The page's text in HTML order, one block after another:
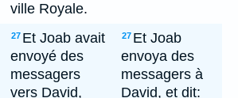
ville Royale.
27 Et Joab avait
envoyé des
messagers
vers David,
27 Et Joab
envoya des
messagers à
David, et dit: